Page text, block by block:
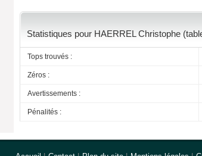
Statistiques pour HAERREL Christophe
Tops trouvés :
Zéros :
Avertissements :
Pénalités :